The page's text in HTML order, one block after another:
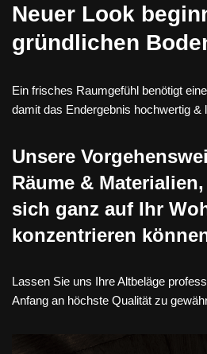
Neuer Look
gründlichen
Ein frisches Raumgefühl benötigt
damit das Endergebnis hochwertig &
Unsere
Räume &
sich ganz auf Ihr
konzentrieren
Lassen Sie uns Ihre Altbeläge
Anfang an höchste Qualität zu